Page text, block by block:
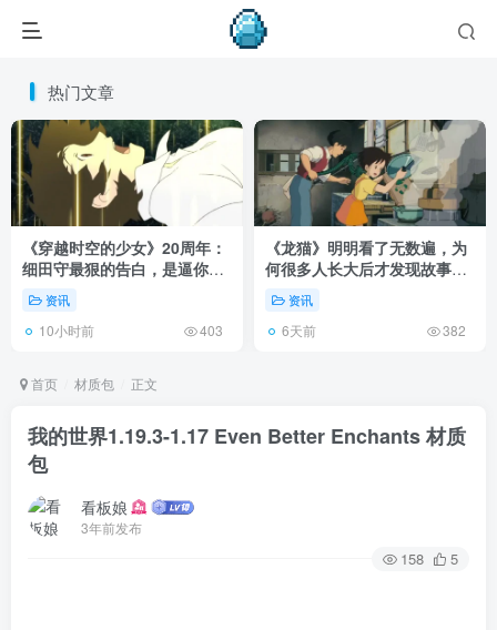
热门文章
《穿越时空的少女》20周年：
细田守最狠的告白，是逼你承
认有些夏天回不去了！
资讯
10小时前 403
《龙猫》明明看了无数遍，为
何很多人长大后才发现故事根
本不在 1988 年！
资讯
6天前 382
首页 材质包 正文
我的世界1.19.3-1.17 Even Better Enchants 材质
包
看板娘
3年前发布
158 5